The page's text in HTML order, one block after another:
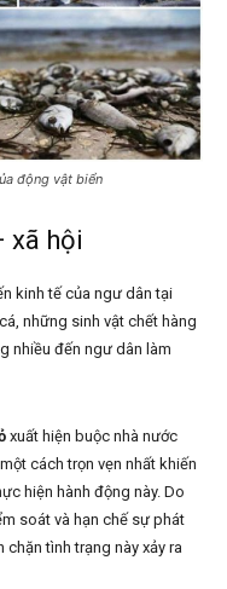
động vật biển
xã hội
kinh tế của ngư dân tại
những sinh vật chết hàng
nhiều đến ngư dân làm
xuất hiện buộc nhà nước
cách trọn vẹn nhất khiến
hiện hành động này. Do
soát và hạn chế sự phát
tình trạng này xảy ra